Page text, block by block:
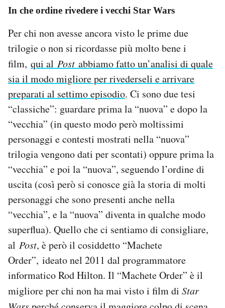
In che ordine rivedere i vecchi Star Wars
Per chi non avesse ancora visto le prime due
trilogie o non si ricordasse più molto bene i
film, qui al Post abbiamo fatto un’analisi di quale
sia il modo migliore per rivederseli e arrivare
preparati al settimo episodio. Ci sono due tesi
“classiche”: guardare prima la “nuova” e dopo la
“vecchia” (in questo modo però moltissimi
personaggi e contesti mostrati nella “nuova”
trilogia vengono dati per scontati) oppure prima la
“vecchia” e poi la “nuova”, seguendo l’ordine di
uscita (così però si conosce già la storia di molti
personaggi che sono presenti anche nella
“vecchia”, e la “nuova” diventa in qualche modo
superflua). Quello che ci sentiamo di consigliare,
al Post, è però il cosiddetto “Machete
Order”, ideato nel 2011 dal programmatore
informatico Rod Hilton. Il “Machete Order” è il
migliore per chi non ha mai visto i film di Star